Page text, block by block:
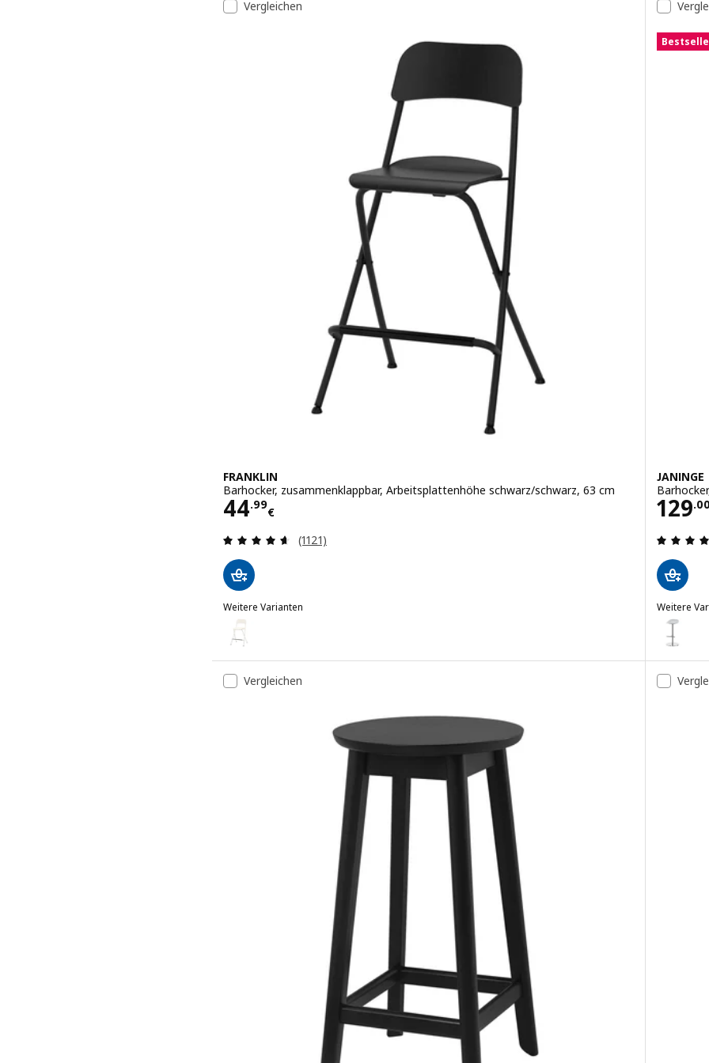
Option: NORDVIKEN, Barhocker, schwarz, 75 cm
Option: NORDVIKEN, Barhocker, weiß, 75 cm
Option: NORDVIKEN, Barhocker, Arbeitsplattenhöhe/schwarz, 62 cm
Vergleichen
FRANKLIN
Barhocker, zusammenklappbar, Arbeitsplattenhöhe schwarz/schwarz, 63 cm
44.99
€
Preis 44.99€
Bewertungen: 4.6 von 5 Sternen. Bewertungen insgesamt:
(1121)
Weitere Varianten
FRANKLIN
Option: FRANKLIN, Barhocker, zusammenklappbar, Arbeitsplattenhöhe weiß/weiß, 63 cm
JANINGE
129.00
Weitere
JANINGE
Option:
Vergleichen